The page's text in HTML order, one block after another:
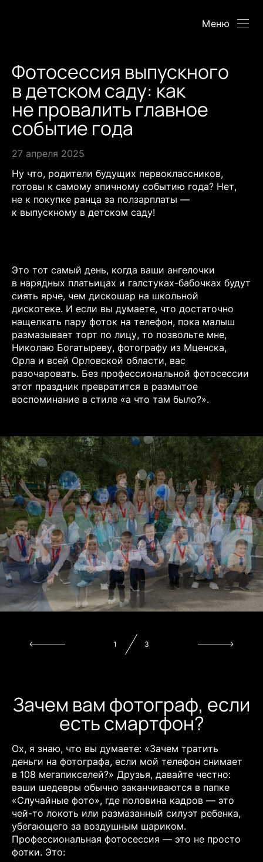
Меню
Фотосессия выпускного
в детском саду: как
не провалить главное
событие года
27 апреля 2025
Ну что, родители будущих первоклассников,
готовы к самому эпичному событию года? Нет,
не к покупке ранца за ползарплаты —
к выпускному в детском саду!
Это тот самый день, когда ваши ангелочки
в нарядных платьицах и галстуках-бабочках будут
сиять ярче, чем дискошар на школьной
дискотеке. И если вы думаете, что достаточно
нащелкать пару фоток на телефон, пока малыш
размазывает торт по лицу, то позвольте мне,
Николаю Богатыреву, фотографу из Мценска,
Орла и всей Орловской области, вас
разочаровать. Без профессиональной фотосессии
этот праздник превратится в размытое
воспоминание в стиле «а что там было?».
2 3
Зачем вам фотограф, если
есть смартфон?
Ох, я знаю, что вы думаете: «Зачем тратить
деньги на фотографа, если мой телефон снимает
в 108 мегапикселей?» Друзья, давайте честно:
ваши шедевры обычно заканчиваются в папке
«Случайные фото», где половина кадров — это
чей-то локоть или размазанный силуэт ребенка,
убегающего за воздушным шариком.
Профессиональная фотосессия — это не просто
фотки. Это: